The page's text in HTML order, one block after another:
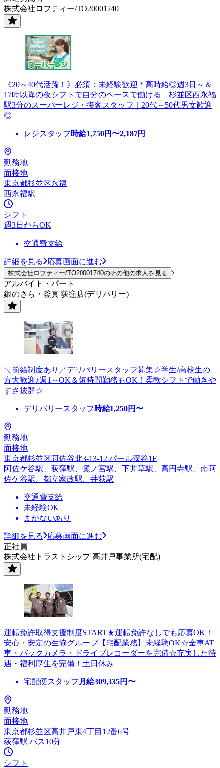
株式会社ロフティー/TO20001740
《20～40代活躍！》必須：未経験歓迎＊高時給◎週3日～＆
17時以降の夜シフトで自分のペースで働ける！杉並区西永福
駅3分のスーパーレジ・接客スタッフ｜20代～50代男女歓迎
◎
レジスタッフ 時給1,750円〜2,187円
勤務地
面接地
東京都杉並区永福
西永福駅
シフト
週3日からOK
交通費支給
詳細を見る 応募画面に進む
株式会社ロフティー/TO20001740のその他の求人を見る
アルバイト・パート
銀のさら・釜寅 荻窪店(デリバリー)
＼前給制度あり／デリバリースタッフ募集☆学生/高校生の
方大歓迎♪週1～OK＆短時間勤務もOK！柔軟シフトで働きや
すさ抜群☆
デリバリースタッフ 時給1,250円〜
勤務地
面接地
東京都杉並区阿佐谷北3-13-12 パール深谷1F
阿佐ケ谷駅、荻窪駅、鷺ノ宮駅、下井草駅、高円寺駅、南阿
佐ケ谷駅、都立家政駅、井荻駅
交通費支給
未経験OK
まかないあり
詳細を見る
応募画面に進む
正社員
株式会社トラストシップ 高井戸事業所(宅配)
運転免許取得支援制度START★運転免許なしでも応募OK！
安心・安定の生協グループ【宅配業務】未経験OK☆全車AT
車・バックカメラ・ドライブレコーダーを完備☆充実した待
遇・福利厚生を完備！土日休み
宅配便スタッフ 月給309,335円〜
勤務地
面接地
東京都杉並区高井戸東4丁目12番6号
荻窪駅 バス10分
シフト